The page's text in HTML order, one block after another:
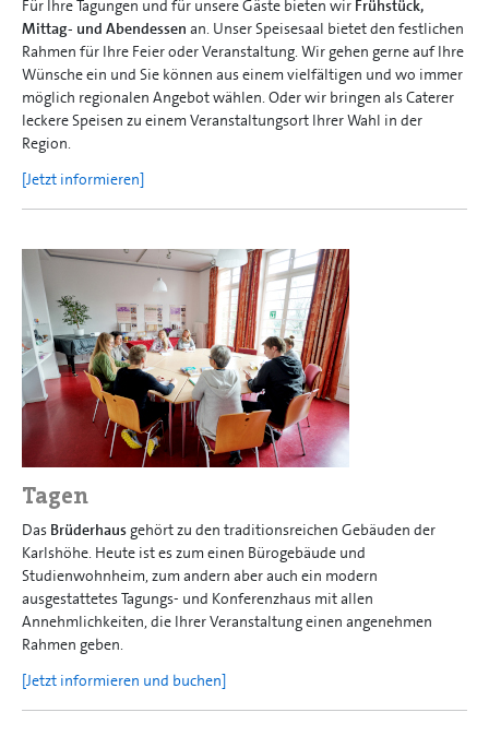
Für Ihre Tagungen und für unsere Gäste bieten wir Frühstück,
Mittag- und Abendessen an. Unser Speisesaal bietet den festlichen
Rahmen für Ihre Feier oder Veranstaltung. Wir gehen gerne auf Ihre
Wünsche ein und Sie können aus einem vielfältigen und wo immer
möglich regionalen Angebot wählen. Oder wir bringen als Caterer
leckere Speisen zu einem Veranstaltungsort Ihrer Wahl in der
Region.
[Jetzt informieren]
Tagen
Das Brüderhaus gehört zu den traditionsreichen Gebäuden der
Karlshöhe. Heute ist es zum einen Bürogebäude und
Studienwohnheim, zum andern aber auch ein modern
ausgestattetes Tagungs- und Konferenzhaus mit allen
Annehmlichkeiten, die Ihrer Veranstaltung einen angenehmen
Rahmen geben.
[Jetzt informieren und buchen]